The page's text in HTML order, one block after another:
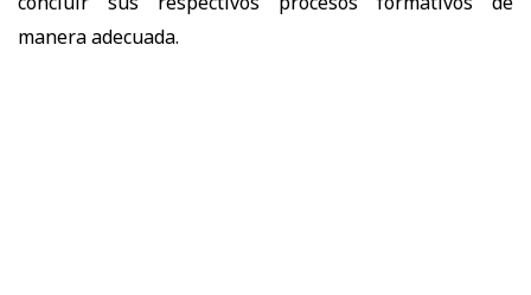
manera adecuada.